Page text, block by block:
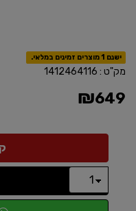
ישנם 1 מוצרים זמינים במלאי.
מק"ט : 1412464116
₪649